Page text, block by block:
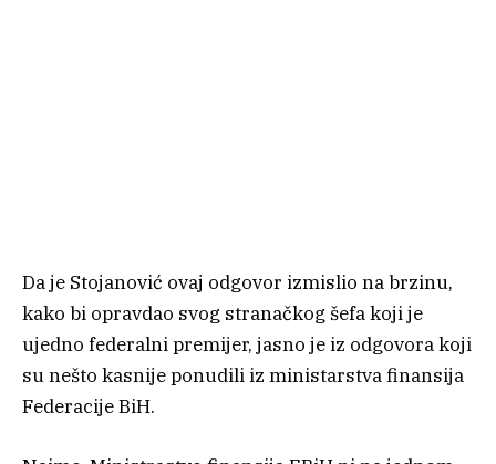
Da je Stojanović ovaj odgovor izmislio na brzinu,
kako bi opravdao svog stranačkog šefa koji je
ujedno federalni premijer, jasno je iz odgovora koji
su nešto kasnije ponudili iz ministarstva finansija
Federacije BiH.